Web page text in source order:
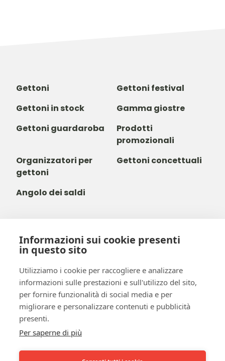
Informazioni sui cookie presenti
in questo sito
Utilizziamo i cookie per raccogliere e analizzare
informazioni sulle prestazioni e sull'utilizzo del sito,
per fornire funzionalità di social media e per
migliorare e personalizzare contenuti e pubblicità
presenti.
Per saperne di più
Gettoni
Gettoni festival
Gettoni in stock
Gamma giostre
Gettoni guardaroba
Prodotti
promozionali
Organizzatori per
gettoni
Gettoni concettuali
Angolo dei saldi
+39 03 411 680 014
info@b-token.eu
Facebook
Instagram
YouTube
LinkedIn